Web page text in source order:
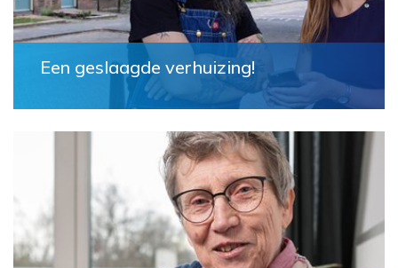
Een geslaagde verhuizing!